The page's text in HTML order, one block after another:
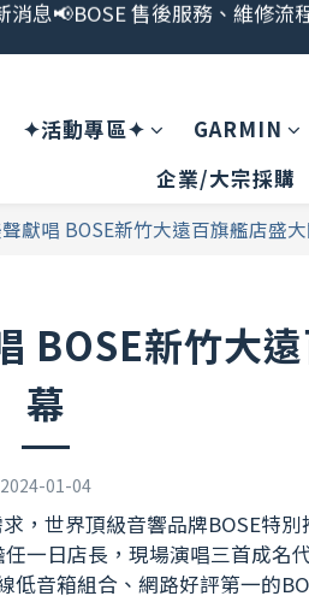
消息📢BOSE 售後服務、維修流
限定福利開搶！下單即贈BOSE
✦活動專區✦ GARMIN
企業/大宗採購
獻唱 BOSE新竹大遠百旗艦店盛
BOSE新竹大
幕
2024-01-04
，世界頂級音響品牌BOSE特
一日店長，現場演唱三首成名
低音箱組合、網路好評第一的